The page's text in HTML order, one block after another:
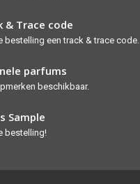
& Trace code
bestelling een track & trace code.
parfums
beschikbaar.
Sample
bestelling!